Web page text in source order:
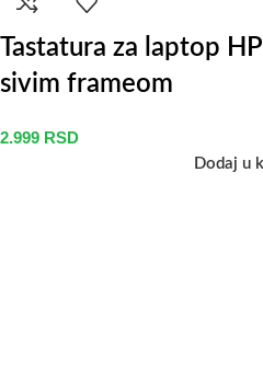
Tastatura za laptop
sivim frameom
2.999 RSD
Dodaj u